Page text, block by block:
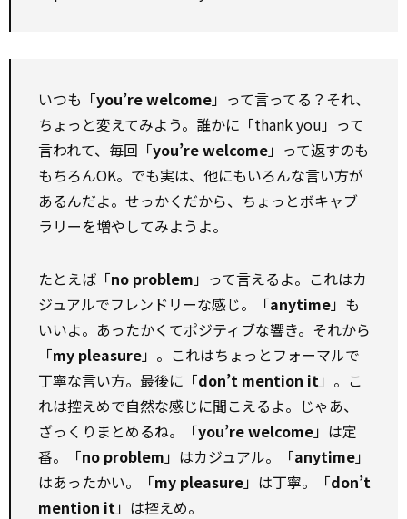
いつも「you’re welcome」って言ってる？それ、
ちょっと変えてみよう。誰かに「thank you」って
言われて、毎回「you’re welcome」って返すのも
もちろんOK。でも実は、他にもいろんな言い方が
あるんだよ。せっかくだから、ちょっとボキャブ
ラリーを増やしてみようよ。
たとえば――「no problem 」って言えるよ。これはカ
ジュアルでフレンドリーな感じ。「anytime」も
いいよ。あったかくてポジティブな響き。それから
「my pleasure」。これはちょっとフォーマルで
丁寧な言い方。最後に「don’t mention it 」。こ
れは控えめで自然な感じに聞こえるよ。じゃあ、
ざっくりまとめるね。「you’re welcome」は定
番。「no problem 」はカジュアル。「anytime」
はあったかい。「my pleasure」は丁寧。「don’t
mention it 」は控えめ。